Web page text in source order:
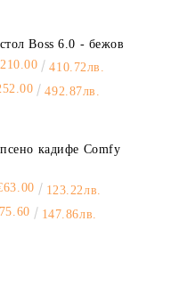
Boss 6.0 - бежов
410.72лв.
492.87лв.
кадифе Comfy
123.22лв.
147.86лв.